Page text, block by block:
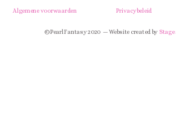
Algemene voorwaarden Privacybeleid
© Pearl Fantasy 2020 — Website created by Stage